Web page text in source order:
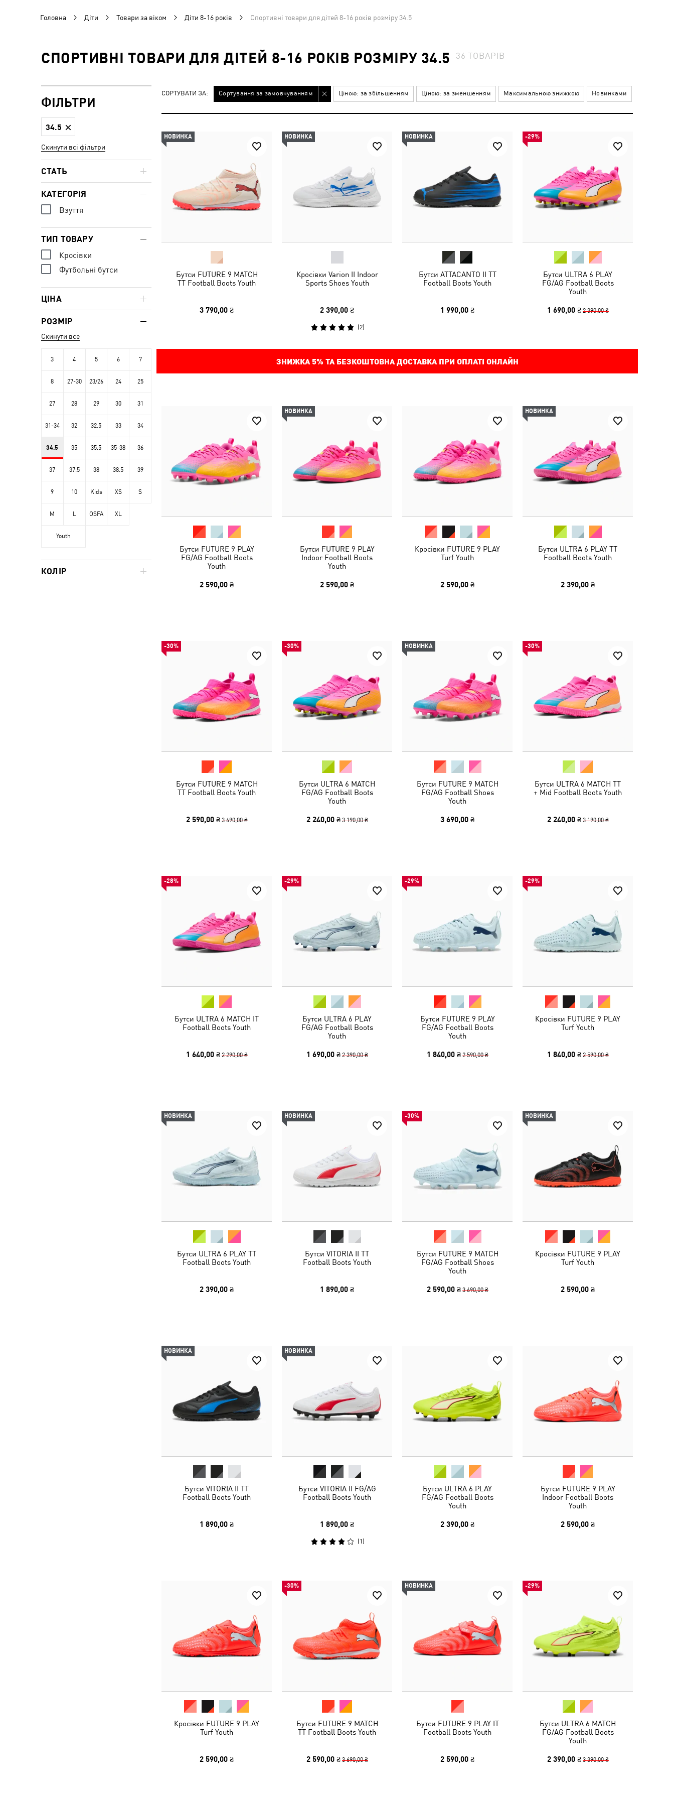
Головна Діти Товари за віком Діти 8-16 років Спортивні товари для дітей 8-16 років розміру 34.5
СПОРТИВНІ ТОВАРИ ДЛЯ ДІТЕЙ 8-16 РОКІВ РОЗМІРУ 34.5 36ТОВАРІВ
СОРТУВАТИ ЗА: Сортування за замовчуванням Ціною: за збільшенням Ціною: за зменшенням Максимальною знижкою Новинками
НОВИНКА
Бутси FUTURE 9 MATCH
TT Football Boots Youth
3 790,00 ₴
НОВИНКА
Кросівки Varion II Indoor
Sports Shoes Youth
2 390,00 ₴
(2)
НОВИНКА
Бутси ATTACANTO II TT
Football Boots Youth
1 990,00 ₴
-29%
Бутси ULTRA 6 PLAY
FG/AG Football Boots
Youth
1 690,00 ₴ 2 390,00 ₴
ЗНИЖКА 5% ТА БЕЗКОШТОВНА ДОСТАВКА ПРИ ОПЛАТІ ОНЛАЙН
Бутси FUTURE 9 PLAY
FG/AG Football Boots
Youth
2 590,00 ₴
НОВИНКА
Бутси FUTURE 9 PLAY
Indoor Football Boots
Youth
2 590,00 ₴
Кросівки FUTURE 9 PLAY
Turf Youth
2 590,00 ₴
НОВИНКА
Бутси ULTRA 6 PLAY TT
Football Boots Youth
2 390,00 ₴
-30%
Бутси FUTURE 9 MATCH
TT Football Boots Youth
2 590,00 ₴ 3 690,00 ₴
-30%
Бутси ULTRA 6 MATCH
FG/AG Football Boots
Youth
2 240,00 ₴ 3 190,00 ₴
НОВИНКА
Бутси FUTURE 9 MATCH
FG/AG Football Shoes
Youth
3 690,00 ₴
-30%
Бутси ULTRA 6 MATCH TT
+ Mid Football Boots Youth
2 240,00 ₴ 3 190,00 ₴
-28%
Бутси ULTRA 6 MATCH IT
Football Boots Youth
1 640,00 ₴ 2 290,00 ₴
-29%
Бутси ULTRA 6 PLAY
FG/AG Football Boots
Youth
1 690,00 ₴ 2 390,00 ₴
-29%
Бутси FUTURE 9 PLAY
FG/AG Football Boots
Youth
1 840,00 ₴ 2 590,00 ₴
-29%
Кросівки FUTURE 9 PLAY
Turf Youth
1 840,00 ₴ 2 590,00 ₴
НОВИНКА
Бутси ULTRA 6 PLAY TT
Football Boots Youth
2 390,00 ₴
НОВИНКА
Бутси VITORIA II TT
Football Boots Youth
1 890,00 ₴
-30%
Бутси FUTURE 9 MATCH
FG/AG Football Shoes
Youth
2 590,00 ₴ 3 690,00 ₴
НОВИНКА
Кросівки FUTURE 9 PLAY
Turf Youth
2 590,00 ₴
НОВИНКА
Бутси VITORIA II TT
Football Boots Youth
1 890,00 ₴
НОВИНКА
Бутси VITORIA II FG/AG
Football Boots Youth
1 890,00 ₴
(1 )
Бутси ULTRA 6 PLAY
FG/AG Football Boots
Youth
2 390,00 ₴
Бутси FUTURE 9 PLAY
Indoor Football Boots
Youth
2 590,00 ₴
Кросівки FUTURE 9 PLAY
Turf Youth
2 590,00 ₴
-30%
Бутси FUTURE 9 MATCH
TT Football Boots Youth
2 590,00 ₴ 3 690,00 ₴
НОВИНКА
Бутси FUTURE 9 PLAY IT
Football Boots Youth
2 590,00 ₴
-29%
Бутси ULTRA 6 MATCH
FG/AG Football Boots
Youth
2 390,00 ₴ 3 390,00 ₴
ФІЛЬТРИ
34.5
Скинути всі фільтри
СТАТЬ
КАТЕГОРІЯ
Взуття
ТИП ТОВАРУ
Кросівки
Футбольні бутси
ЦІНА
РОЗМІР
Скинути все
3 4 5 6 7
8 27-30 23/26 24 25
27 28 29 30 31
31-34 32 32.5 33 34
34.5 35 35.5 35-38 36
37 37.5 38 38.5 39
9 10 Kids XS S
M L OSFA XL
Youth
КОЛІР